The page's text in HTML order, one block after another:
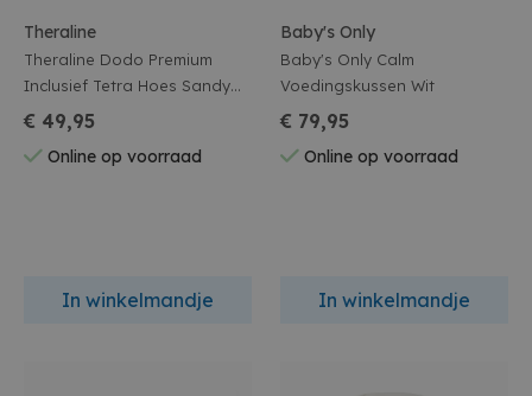
Theraline
Theraline Dodo Premium
Inclusief Tetra Hoes Sandy
Beige
€ 49,95
Online op voorraad
In winkelmandje
Baby's Only
Baby's Only Calm
Voedingskussen Wit
€ 79,95
Online op voorraad
In winkelmandje